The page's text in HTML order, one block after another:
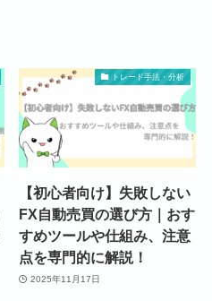
トレード手法・分析
【初心者向け】失敗しない
FX自動売買の選び方｜おす
すめツールや仕組み、注意
点を専門的に解説！
2025年11月17日